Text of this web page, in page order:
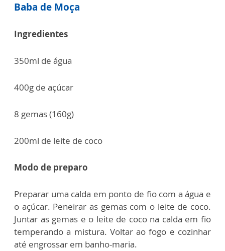
Baba de Moça
Ingredientes
350ml de água
400g de açúcar
8 gemas (160g)
200ml de leite de coco
Modo de preparo
Preparar uma calda em ponto de fio com a água e
o açúcar. Peneirar as gemas com o leite de coco.
Juntar as gemas e o leite de coco na calda em fio
temperando a mistura. Voltar ao fogo e cozinhar
até engrossar em banho-maria.